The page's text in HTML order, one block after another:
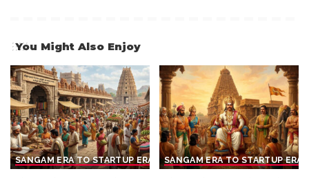
You Might Also Enjoy
SANGAM ERA TO STARTUP ERA SANGAM ERA TO STARTUP ERA